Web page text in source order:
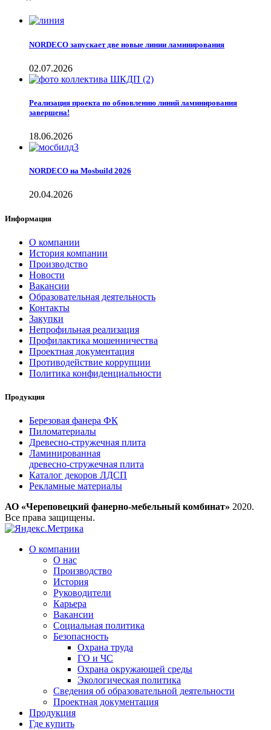
NORDECO запускает две новые линии ламинирования
02.07.2026
Реализация проекта по обновлению линий ламинирования
завершена!
18.06.2026
NORDECO на Mosbuild 2026
20.04.2026
Информация
О компании
История компании
Производство
Новости
Вакансии
Образовательная деятельность
Контакты
Закупки
Непрофильная реализация
Профилактика мошенничества
Проектная документация
Противодействие коррупции
Политика конфиденциальности
Продукция
Березовая фанера ФК
Пиломатериалы
Древесно-стружечная плита
Ламинированная
древесно-стружечная плита
Каталог декоров ЛДСП
Рекламные материалы
АО «Череповецкий фанерно-мебельный комбинат» 2020.
Все права защищены.
О компании
О нас
Производство
История
Руководители
Карьера
Вакансии
Социальная политика
Безопасность
Охрана труда
ГО и ЧС
Охрана окружающей среды
Экологическая политика
Сведения об образовательной деятельности
Проектная документация
Продукция
Где купить